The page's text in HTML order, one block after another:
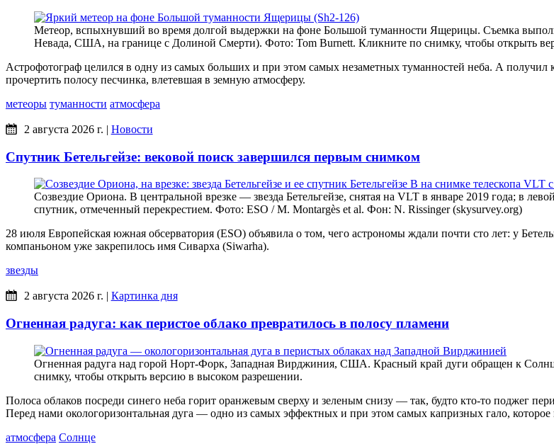
Метеор, вспыхнувший во время долгой выдержки на фоне Большой туманности Ящерицы. Съемка
Невада, США, на границе с Долиной Смерти). Фото: Tom Burnett. Кликните по снимку, чтобы открыть
Астрофотограф целился в одну из самых больших и при этом самых незаметных туманностей неба. А получил
прочертить полосу песчинка, влетевшая в земную атмосферу.
метеоры туманности атмосфера
2 августа 2026 г. | Новости
Спутник Бетельгейзе: вековой поиск завершился первым снимком
Созвездие Ориона. В центральной врезке — звезда Бетельгейзе, снятая на VLT в январе 2019 года; в
спутник, отмеченный перекрестием. Фото: ESO / M. Montargès et al. Фон: N. Rissinger (skysurvey.org)
28 июля Европейская южная обсерватория (ESO) объявила о том, чего астрономы ждали почти сто лет: у
компаньоном уже закрепилось имя Сиварха (Siwarha).
звезды
2 августа 2026 г. | Картинка дня
Огненная радуга: как перистое облако превратилось в полосу пламени
Огненная радуга над горой Норт-Форк, Западная Вирджиния, США. Красный край дуги обращен к
снимку, чтобы открыть версию в высоком разрешении.
Полоса облаков посреди синего неба горит оранжевым сверху и зеленым снизу — так, будто кто-то поджег
Перед нами окологоризонтальная дуга — одно из самых эффектных и при этом самых капризных гало,
атмосфера Солнце